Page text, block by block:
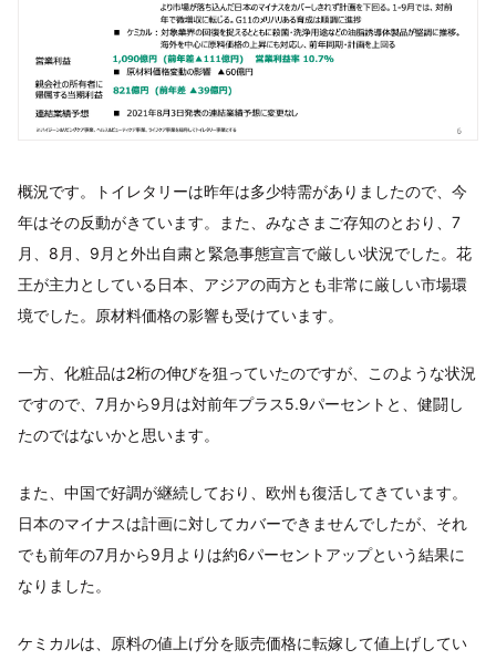
概況です。トイレタリーは昨年は多少特需がありましたので、今
年はその反動がきています。また、みなさまご存知のとおり、7
月、8月、9月と外出自粛と緊急事態宣言で厳しい状況でした。花
王が主力としている日本、アジアの両方とも非常に厳しい市場環
境でした。原材料価格の影響も受けています。
一方、化粧品は2桁の伸びを狙っていたのですが、このような状況
ですので、7月から9月は対前年プラス5.9パーセントと、健闘し
たのではないかと思います。
また、中国で好調が継続しており、欧州も復活してきています。
日本のマイナスは計画に対してカバーできませんでしたが、それ
でも前年の7月から9月よりは約6パーセントアップという結果に
なりました。
ケミカルは、原料の値上げ分を販売価格に転嫁して値上げしてい